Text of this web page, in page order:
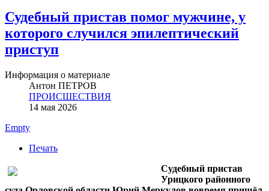
Судебный пристав помог мужчине, у
которого случился эпилептический
приступ
Информация о материале
Антон ПЕТРОВ
ПРОИСШЕСТВИЯ
14 мая 2026
Empty
Печать
Судебный пристав
Урицкого районного